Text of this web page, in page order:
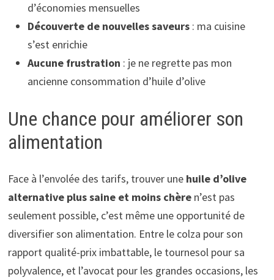
d’économies mensuelles
Découverte de nouvelles saveurs: ma cuisine
s’est enrichie
Aucune frustration : je ne regrette pas mon
ancienne consommation d’huile d’olive
Une chance pour améliorer son
alimentation
Face à l’envolée des tarifs, trouver une huile d’olive
alternative plus saine et moins chèren’est pas
seulement possible, c’est même une opportunité de
diversifier son alimentation. Entre le colza pour son
rapport qualité-prix imbattable, le tournesol pour sa
polyvalence, et l’avocat pour les grandes occasions, les